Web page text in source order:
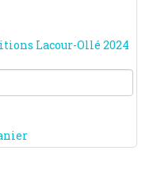
Lacour-Ollé 2024